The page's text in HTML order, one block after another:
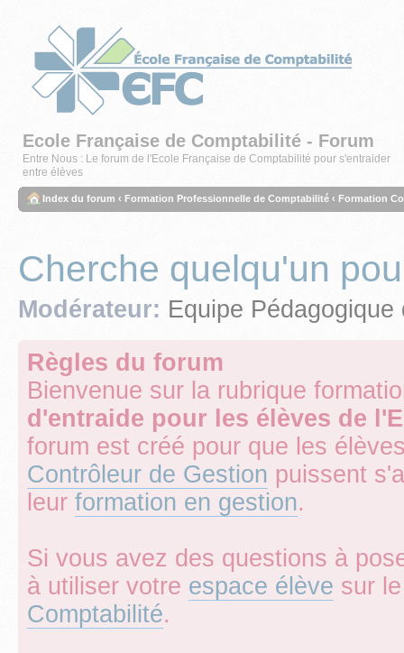
Ecole Française de Comptabilité - Forum
Entre Nous : Le forum de l'Ecole Française de Comptabilité pour s'entraider
entre élèves
Index du forum ‹ Formation Professionnelle de Comptabilité ‹ Formation
Cherche quelqu'un
Modérateur: Equipe Pédagogique
Règles du forum
Bienvenue sur la rubrique
d'entraide pour les élèves de
forum est créé pour que les
Contrôleur de Gestion puissent
leur formation en gestion.
Si vous avez des questions à
à utiliser votre espace élève sur
Comptabilité.